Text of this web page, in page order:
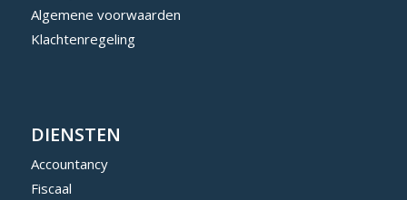
Algemene voorwaarden
Klachtenregeling
DIENSTEN
Accountancy
Fiscaal